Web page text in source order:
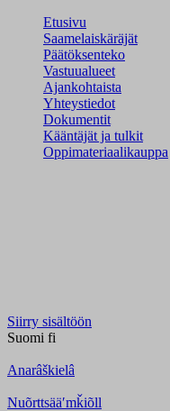
Etusivu
Saamelaiskäräjät
Päätöksenteko
Vastuualueet
Ajankohtaista
Yhteystiedot
Dokumentit
Kääntäjät ja tulkit
Oppimateriaalikauppa
Siirry sisältöön
Suomi fi
Anarâškielâ
Nuõrttsääʹmǩiõll